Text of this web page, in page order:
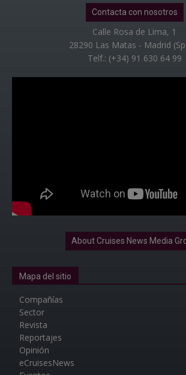
Contacta con nosotros
Calle Rosa de Lima, 1
28290 Las Matas - Madrid
Telf.: (+34) 91 630 64 99
About Cruises News Media
Mapa del sitio
Compañías
Sector
Revista
Reportajes
Opinión
eCruisesNews